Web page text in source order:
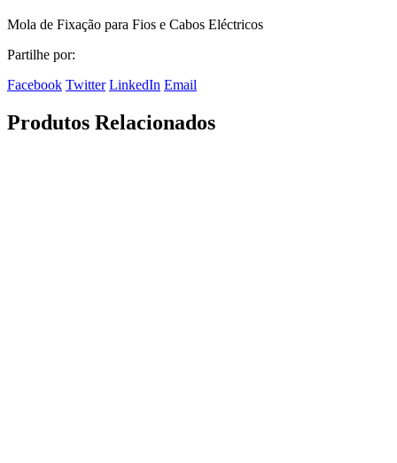
Mola de Fixação para Fios e Cabos Eléctricos
Partilhe por:
Facebook Twitter LinkedIn Email
Produtos Relacionados